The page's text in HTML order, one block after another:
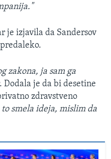
je izjavila da Sandersov
zakona, ja sam ga
je da bi desetine
zdravstveno
smela ideja, mislim da